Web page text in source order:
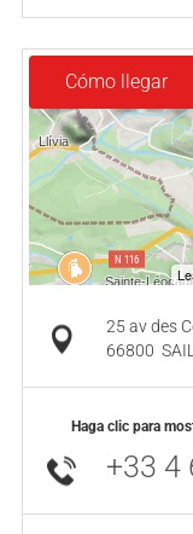
Cómo llegar
25 av des
66800
Haga clic para
+33 4